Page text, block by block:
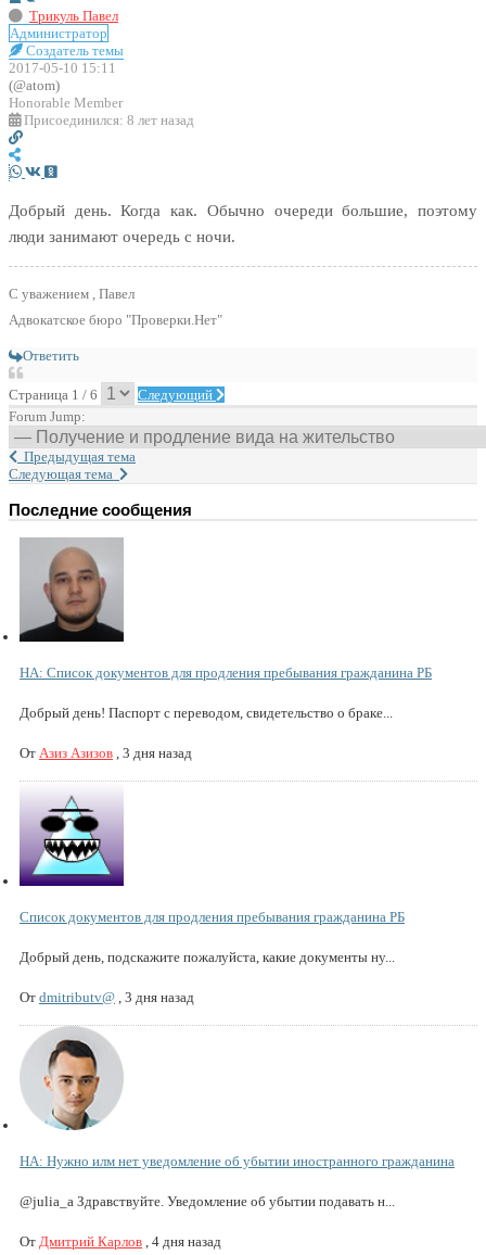
Трикуль Павел
Администратор
Создатель темы
2017-05-10 15:11
(@atom)
Honorable Member
Присоединился: 8 лет назад
Добрый день. Когда как. Обычно очереди большие, поэтому
люди занимают очередь с ночи.
С уважением , Павел
Адвокатское бюро "Проверки.Нет"
Ответить
Страница 1 / 6
Следующий
Forum Jump:
Предыдущая тема
Следующая тема
Последние сообщения
НА: Список документов для продления пребывания гражданина РБ
Добрый день! Паспорт с переводом, свидетельство о браке...
От Азиз Азизов , 3 дня назад
Список документов для продления пребывания гражданина РБ
Добрый день, подскажите пожалуйста, какие документы ну...
От dmitributv@ , 3 дня назад
НА: Нужно илм нет уведомление об убытии иностранного гражданина
@julia_a Здравствуйте. Уведомление об убытии подавать н...
От Дмитрий Карлов , 4 дня назад